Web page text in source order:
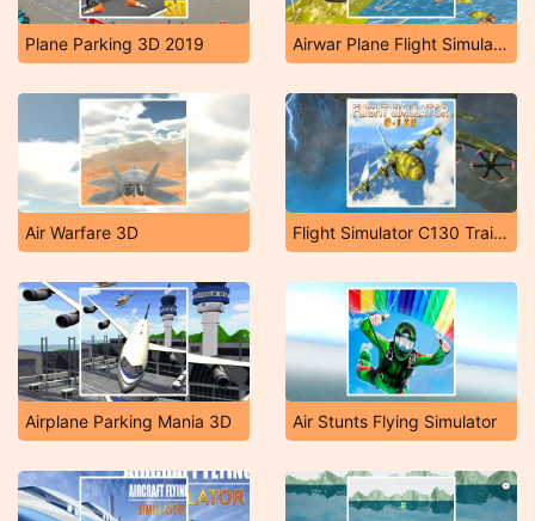
Plane Parking 3D 2019 Airwar Plane Flight Simulator Challenge 3D
Air Warfare 3D Flight Simulator C130 Training
Airplane Parking Mania 3D Air Stunts Flying Simulator